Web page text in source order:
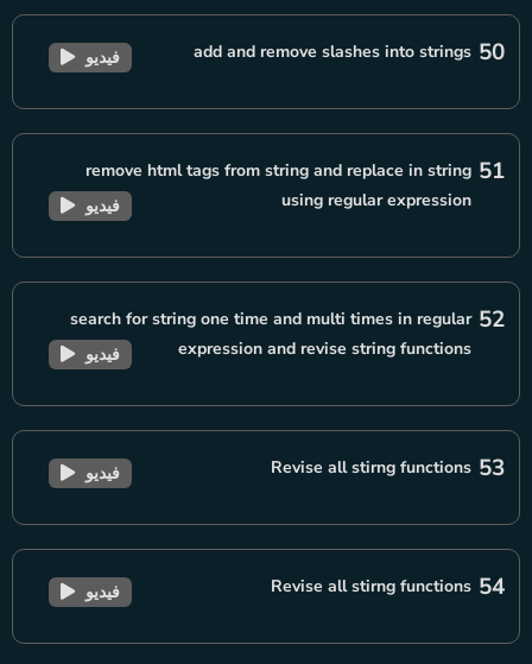
50
add and remove slashes into strings فيديو
51
remove html tags from string and replace in string
using regular expression
فيديو
52
search for string one time and multi times in regular
expression and revise string functions
فيديو
53
Revise all stirng functions فيديو
54
Revise all stirng functions فيديو